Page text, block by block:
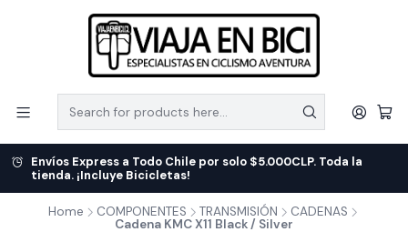
Envíos Express a Todo Chile por solo $5.000CLP. Toda la
tienda. ¡Incluye Bicicletas!
Home COMPONENTES TRANSMISIÓN
CADENAS
Cadena KMC X11 Black / Silver